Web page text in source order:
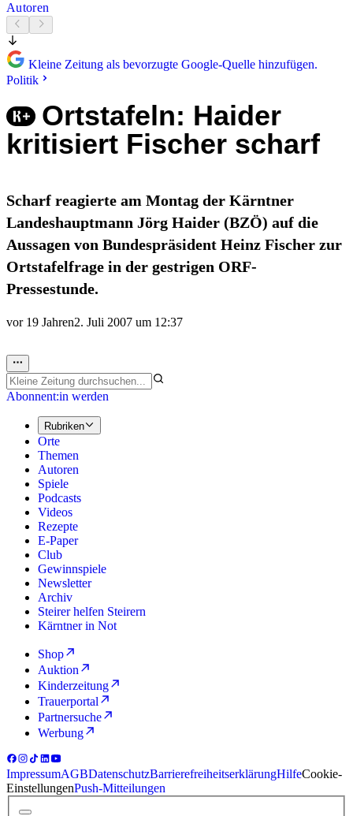
Autoren
Kleine Zeitung als bevorzugte Google-Quelle hinzufügen.
Politik
Ortstafeln: Haider
kritisiert Fischer scharf
Scharf reagierte am Montag der Kärntner
Landeshauptmann Jörg Haider (BZÖ) auf die
Aussagen von Bundespräsident Heinz Fischer zur
Ortstafelfrage in der gestrigen ORF-
Pressestunde.
vor 19 Jahren2. Juli 2007 um 12:37
Abonnent:in werden
Rubriken
Orte
Themen
Autoren
Spiele
Podcasts
Videos
Rezepte
E-Paper
Club
Gewinnspiele
Newsletter
Archiv
Steirer helfen Steirern
Kärntner in Not
Shop
Auktion
Kinderzeitung
Trauerportal
Partnersuche
Werbung
ImpressumAGBDatenschutzBarrierefreiheitserklärungHilfeCookie-
EinstellungenPush-Mitteilungen